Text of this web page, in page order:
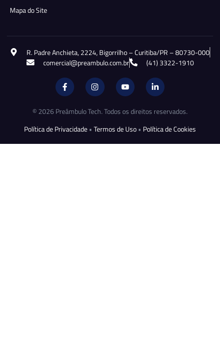
Mapa do Site
R. Padre Anchieta, 2224, Bigorrilho – Curitiba/PR – 80730-000
comercial@preambulo.com.br
(41) 3322-1910
© 2026 Preâmbulo Tech. Todos os direitos reservados.
Política de Privacidade• Termos de Uso• Política de Cookies